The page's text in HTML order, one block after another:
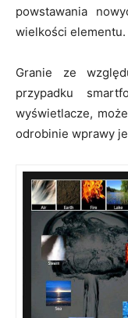
powstawania
wielkości
Granie ze
przypadku
wyświetlacze,
odrobinie wprawy